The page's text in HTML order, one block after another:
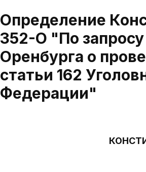
Определение
352-О "По
Оренбурга о
статьи 162
Федерации"